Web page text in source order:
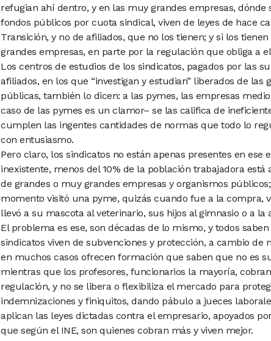
refugian ahí dentro, y en las muy grandes empresas, dónde
fondos públicos por cuota sindical, viven de leyes de hace
Transición, y no de afiliados, que no los tienen; y si los
grandes empresas, en parte por la regulación que obliga a
Los centros de estudios de los sindicatos, pagados por las
afiliados, en los que “investigan y estudian” liberados de
públicas, también lo dicen: a las pymes, las empresas
caso de las pymes es un clamor– se las califica de
cumplen las ingentes cantidades de normas que todo lo
con entusiasmo.
Pero claro, los sindicatos no están apenas presentes en ese
inexistente, menos del 10% de la población trabajadora
de grandes o muy grandes empresas y organismos
momento visitó una pyme, quizás cuando fue a la compra,
llevó a su mascota al veterinario, sus hijos al gimnasio o a la
El problema es ese, son décadas de lo mismo, y todos
sindicatos viven de subvenciones y protección, a cambio de
en muchos casos ofrecen formación que saben que no es
mientras que los profesores, funcionarios la mayoría,
regulación, y no se libera o flexibiliza el mercado para
indemnizaciones y finiquitos, dando pábulo a jueces
aplican las leyes dictadas contra el empresario, apoyados
que según el INE, son quienes cobran más y viven mejor.